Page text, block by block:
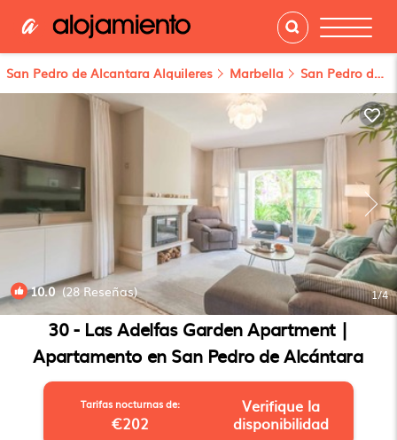
San Pedro de Alcantara Alquileres Marbella San Pedro de Alcantara
10.0(28 Reseñas) 1/4
30 - Las Adelfas Garden Apartment |
Apartamento en San Pedro de Alcántara
Tarifas nocturnas de:
€202
Verifique la
disponibilidad